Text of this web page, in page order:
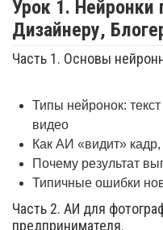
Урок 1. Нейронки
Дизайнеру,
Часть 1. Основы
Типы нейронок:
видео
Как АИ «видит» кадр,
Почему результат
Типичные ошибки
Часть 2. АИ для
предпринимателя.